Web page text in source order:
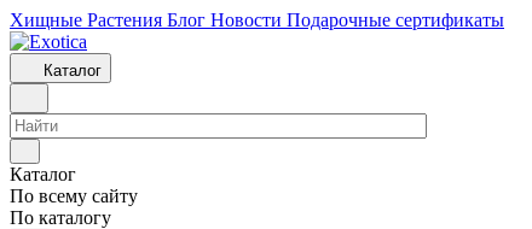
Хищные Растения Блог Новости Подарочные сертификаты
Каталог
Каталог
По всему сайту
По каталогу